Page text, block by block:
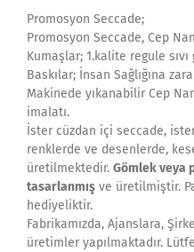
Promosyon Seccade;
Promosyon Seccade, Cep
Kumaşlar; 1.kalite regule
Baskılar; İnsan Sağlığına
Makinede yıkanabilir Cep
imalatı.
İster cüzdan içi seccade,
renklerde ve desenlerde,
üretilmektedir. Gömlek veya
tasarlanmış ve üretilmiştir.
hediyeliktir.
Fabrikamızda, Ajanslara,
üretimler yapılmaktadır.